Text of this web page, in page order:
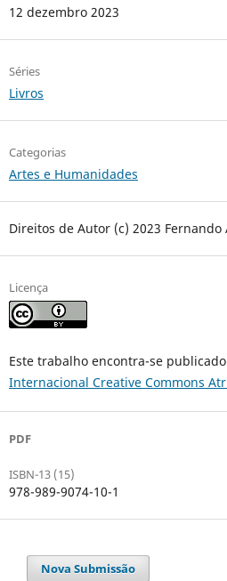
12 dezembro 2023
Séries
Livros
Categorias
Artes e Humanidades
Direitos de Autor (c) 2023
Licença
Este trabalho encontra-se
Internacional Creative Commons
PDF
ISBN-13 (15)
978-989-9074-10-1
Nova Submissão